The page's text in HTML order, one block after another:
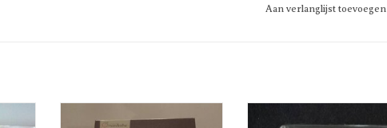
Aan verlanglijst toevoegen